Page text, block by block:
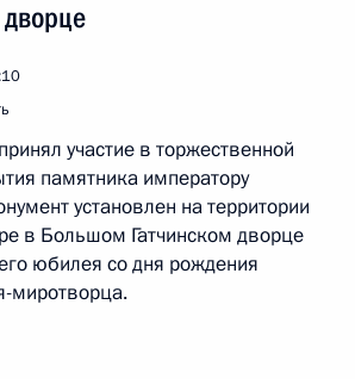
участие в торжественной
памятника императору
установлен на территории
в Большом Гатчинском дворце
юбилея со дня рождения
миротворца.